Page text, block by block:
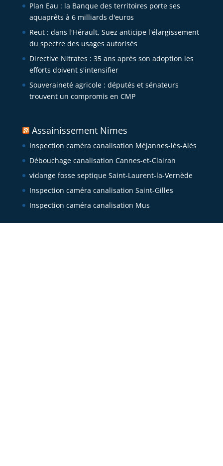
Plan Eau : la Banque des territoires porte ses
aquaprêts à 6 milliards d'euros
Reut : dans l'Hérault, Suez anticipe l'élargissement
du spectre des usages autorisés
Directive Nitrates : 35 ans après son adoption les
efforts doivent s'intensifier
Souveraineté agricole : députés et sénateurs
trouvent un compromis en CMP
Assainissement Nimes
Inspection caméra canalisation Méjannes-lès-Alès
Débouchage canalisation Cannes-et-Clairan
vidange fosse septique Saint-Laurent-la-Vernède
Inspection caméra canalisation Saint-Gilles
Inspection caméra canalisation Mus